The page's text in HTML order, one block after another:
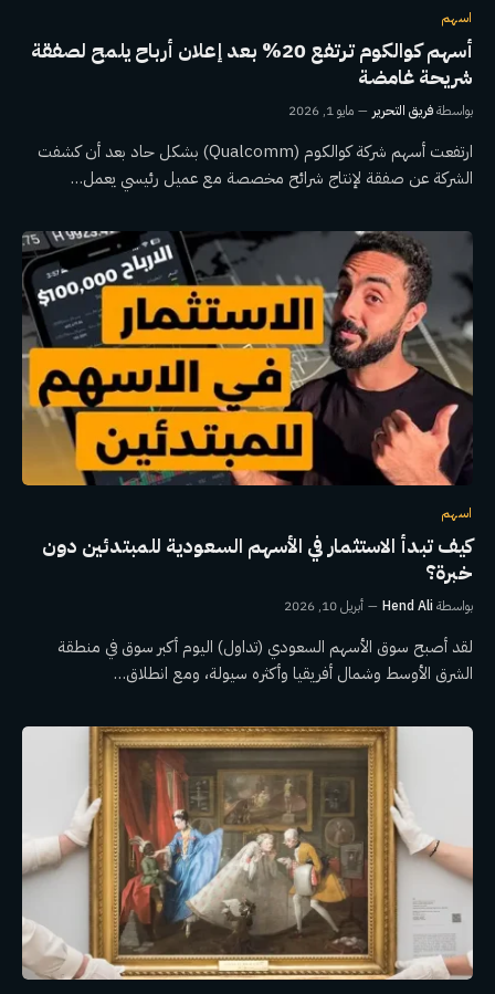
اسهم
أسهم كوالكوم ترتفع 20% بعد إعلان أرباح يلمح لصفقة
شريحة غامضة
بواسطةفريق التحرير مايو 1, 2026
ارتفعت أسهم شركة كوالكوم (Qualcomm) بشكل حاد بعد أن كشفت
الشركة عن صفقة لإنتاج شرائح مخصصة مع عميل رئيسي يعمل…
اسهم
كيف تبدأ الاستثمار في الأسهم السعودية للمبتدئين دون
خبرة؟
بواسطة Hend Ali أبريل 10, 2026
لقد أصبح سوق الأسهم السعودي (تداول) اليوم أكبر سوق في منطقة
الشرق الأوسط وشمال أفريقيا وأكثره سيولة، ومع انطلاق…